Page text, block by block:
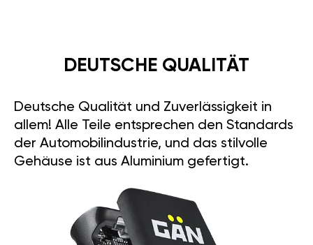
DEUTSCHE QUALITÄT
Deutsche Qualität und Zuverlässigkeit in
allem! Alle Teile entsprechen den Standards
der Automobilindustrie, und das stilvolle
Gehäuse ist aus Aluminium gefertigt.